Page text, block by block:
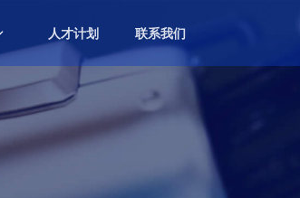
大会
Sharing
人才计划 联系我们